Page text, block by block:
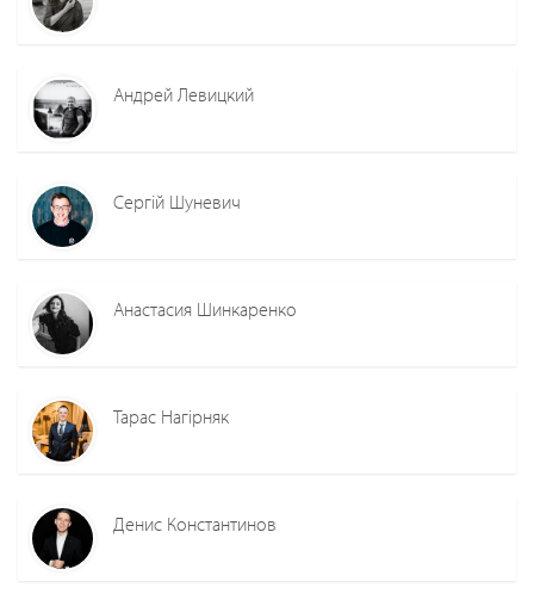
Андрей Левицкий
Сергій Шуневич
Анастасия Шинкаренко
Тарас Нагірняк
Денис Константинов